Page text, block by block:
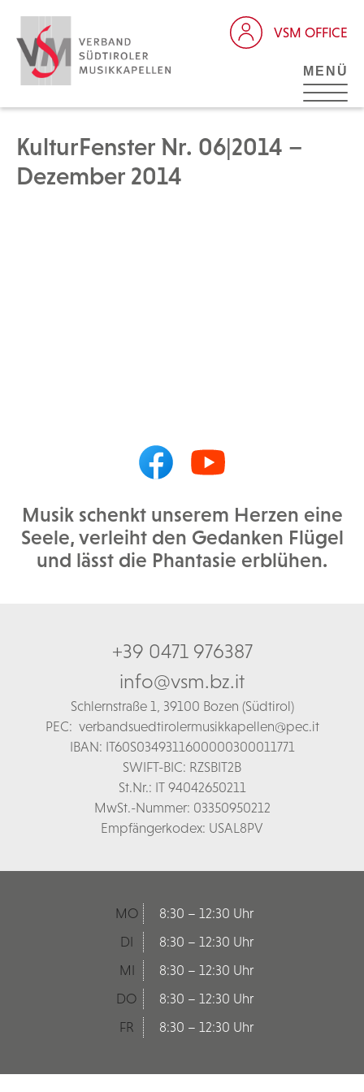
VSM OFFICE
MENÜ
KulturFenster Nr. 06|2014 –
Dezember 2014
Musik schenkt unserem Herzen eine
Seele, verleiht den Gedanken Flügel
und lässt die Phantasie erblühen.
+39 0471 976387
info@vsm.bz.it
Schlernstraße 1, 39100 Bozen (Südtirol)
PEC: verbandsuedtirolermusikkapellen@pec.it
IBAN: IT60S0349311600000300011771
SWIFT-BIC: RZSBIT2B
St.Nr.: IT 94042650211
MwSt.-Nummer: 03350950212
Empfängerkodex: USAL8PV
MO
8:30 – 12:30 Uhr
DI
8:30 – 12:30 Uhr
MI
8:30 – 12:30 Uhr
DO
8:30 – 12:30 Uhr
FR
8:30 – 12:30 Uhr